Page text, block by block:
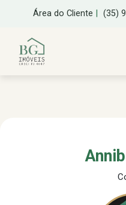
Área do Cliente (35)